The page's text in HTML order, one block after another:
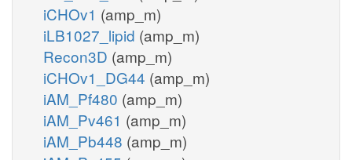
iCHOv1 (amp_m)
iLB1027_lipid (amp_m)
Recon3D (amp_m)
iCHOv1_DG44 (amp_m)
iAM_Pf480 (amp_m)
iAM_Pv461 (amp_m)
iAM_Pb448 (amp_m)